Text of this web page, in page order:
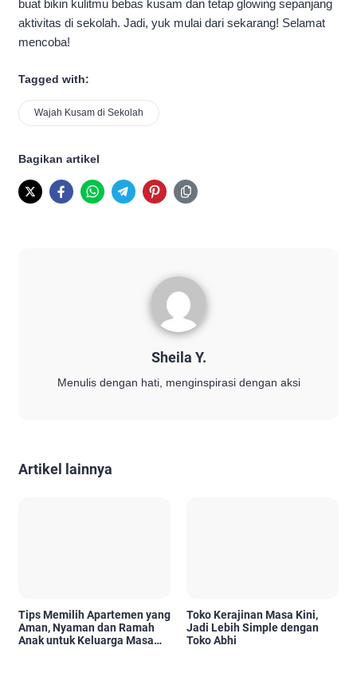
buat bikin kulitmu bebas kusam dan tetap glowing sepanjang
aktivitas di sekolah. Jadi, yuk mulai dari sekarang! Selamat
mencoba!
Tagged with:
Wajah Kusam di Sekolah
Bagikan artikel
Sheila Y.
Menulis dengan hati, menginspirasi dengan aksi
Artikel lainnya
Tips Memilih Apartemen yang
Aman, Nyaman dan Ramah
Anak untuk Keluarga Masa
Toko Kerajinan Masa Kini,
Jadi Lebih Simple dengan
Toko Abhi